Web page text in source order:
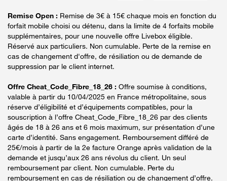
Remise Open : Remise de 3€ à 15€ chaque mois en fonction du
forfait mobile choisi ou détenu, dans la limite de 4 forfaits mobile
supplémentaires, pour une nouvelle offre Livebox éligible.
Réservé aux particuliers. Non cumulable. Perte de la remise en
cas de changement d'offre, de résiliation ou de demande de
suppression par le client internet.
Offre Cheat_Code_Fibre_18_26 : Offre soumise à conditions,
valable à partir du 10/04/2025 en France métropolitaine, sous
réserve d’éligibilité et d’équipements compatibles, pour la
souscription à l’offre Cheat_Code_Fibre_18_26 par des clients
âgés de 18 à 26 ans et 6 mois maximum, sur présentation d’une
carte d’identité. Sans engagement. Remboursement différé de
25€/mois à partir de la 2e facture Orange après validation de la
demande et jusqu’aux 26 ans révolus du client. Un seul
remboursement par client. Non cumulable. Perte du
remboursement en cas de résiliation ou de changement d’offre.